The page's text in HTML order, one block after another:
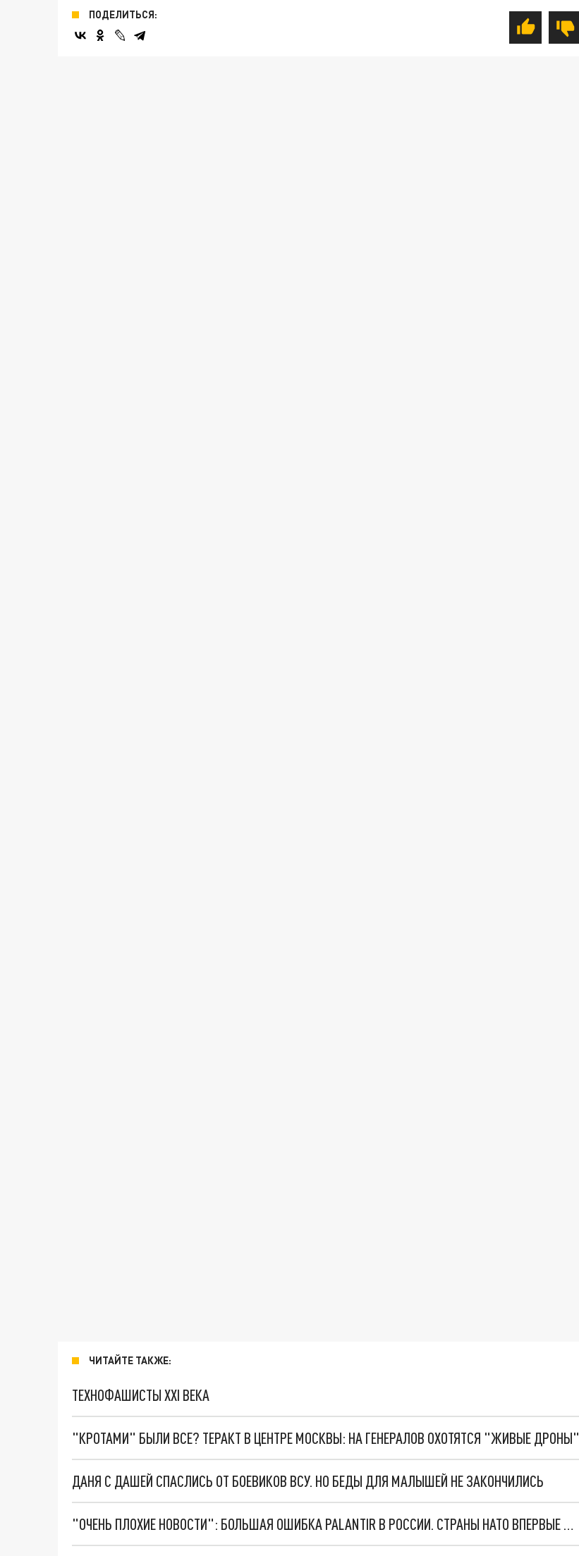
ПОДЕЛИТЬСЯ:
ЧИТАЙТЕ ТАКЖЕ:
ТЕХНОФАШИСТЫ XXI ВЕКА
"КРОТАМИ" БЫЛИ ВСЕ? ТЕРАКТ В ЦЕНТРЕ МОСКВЫ: НА ГЕНЕРАЛОВ ОХОТЯТСЯ "ЖИВЫЕ ДРОНЫ"
ДАНЯ С ДАШЕЙ СПАСЛИСЬ ОТ БОЕВИКОВ ВСУ. НО БЕДЫ ДЛЯ МАЛЫШЕЙ НЕ ЗАКОНЧИЛИСЬ
"ОЧЕНЬ ПЛОХИЕ НОВОСТИ": БОЛЬШАЯ ОШИБКА PALANTIR В РОССИИ. СТРАНЫ НАТО ВПЕРВЫЕ ЗА СВО ОСТАНОВИЛИ ПОСТАВКИ ОРУЖИЯ. ВСУ ТЕРЯЮТ ПРИГРАНИЧЬЕ?